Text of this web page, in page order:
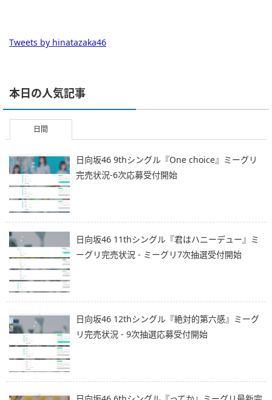
Tweets by hinatazaka46
本日の人気記事
日間
日向坂46 9thシングル『One choice』ミーグリ
完売状況-6次応募受付開始
日向坂46 11thシングル『君はハニーデュー』ミ
ーグリ完売状況 - ミーグリ7次抽選受付開始
日向坂46 12thシングル『絶対的第六感』ミーグ
リ完売状況 - 9次抽選応募受付開始